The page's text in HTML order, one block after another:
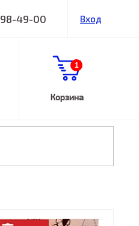
49-00 Вход
Корзина
1